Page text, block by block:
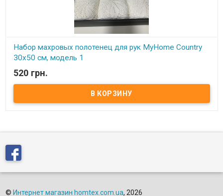
Набор махровых полотенец для рук MyHome Country
30x50 см, модель 1
В наличии
Набор махровых полотенец для рук из 3-х штук с кружевом
ручной работы Размер: 30х50 см - 3 штуки Состав: махра, 100%
хлопок. Упаковка: картонная коробка Производитель: MyHome
520 грн.
© Интернет магазин homtex.com.ua, 2026